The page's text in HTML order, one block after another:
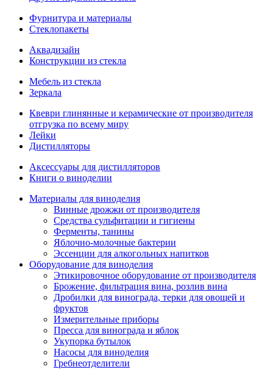
Фурнитура и материалы
Стеклопакеты
Аквадизайн
Конструкции из стекла
Мебель из стекла
Зеркала
Квеври глинянные и керамические от производителя
отгрузка по всему миру
Лейки
Дистилляторы
Аксессуары для дистилляторов
Книги о виноделии
Материалы для виноделия
Винные дрожжи от производителя
Средства сульфитации и гигиены
Ферменты, танины
Яблочно-молочные бактерии
Эссенции для алкогольных напитков
Оборудование для виноделия
Этикировочное оборудование от производителя
Брожение, фильтрация вина, розлив вина
Дробилки для винограда, терки для овощей и
фруктов
Измерительные приборы
Пресса для винограда и яблок
Укупорка бутылок
Насосы для виноделия
Гребнеотделители